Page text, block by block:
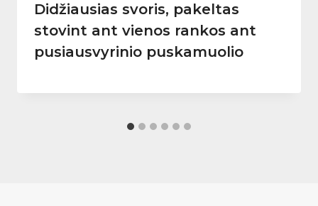
Didžiausias svoris, pakeltas
stovint ant vienos rankos ant
pusiausvyrinio puskamuolio